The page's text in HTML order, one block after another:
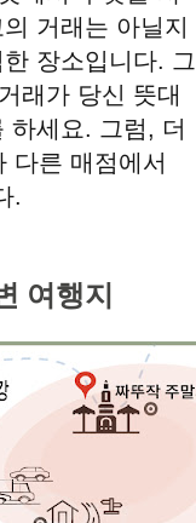
거래는 아닐지
장소입니다. 그
래가 당신 뜻대
하세요. 그럼, 더
다른 매점에서
.
여행지